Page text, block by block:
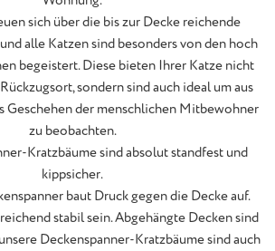
sich über die bis zur Decke reichende
alle Katzen sind besonders von den hoch
begeistert. Diese bieten Ihrer Katze nicht
sondern sind auch ideal um aus
Geschehen der menschlichen Mitbewohner
zu beobachten.
Kratzbäume sind absolut standfest und
kippsicher.
baut Druck gegen die Decke auf.
stabil sein. Abgehängte Decken sind
Deckenspanner-Kratzbäume sind auch